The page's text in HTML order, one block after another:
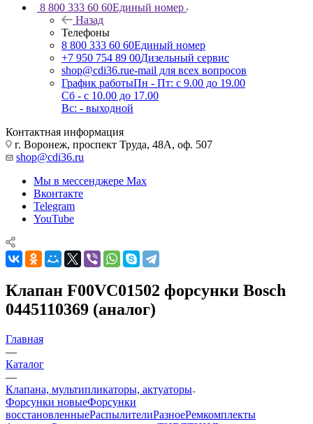
8 800 333 60 60Единый номер
Назад
Телефоны
8 800 333 60 60Единый номер
+7 950 754 89 00Дизельный сервис
shop@cdi36.rue-mail для всех вопросов
График работыПн - Пт: с 9.00 до 19.00
Сб - с 10.00 до 17.00
Вс: - выходной
Контактная информация
г. Воронеж, проспект Труда, 48А, оф. 507
shop@cdi36.ru
Мы в мессенджере Max
Вконтакте
Telegram
YouTube
Клапан F00VC01502 форсунки Bosch
0445110369 (аналог)
Главная
—
Каталог
—
Клапана, мультипликаторы, актуаторы
Форсунки новыеФорсунки
восстановленныеРаспылителиРазноеРемкомплекты